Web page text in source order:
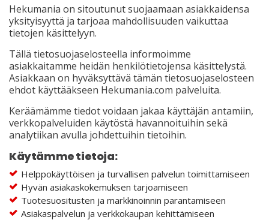
Hekumania on sitoutunut suojaamaan asiakkaidensa
yksityisyyttä ja tarjoaa mahdollisuuden vaikuttaa
tietojen käsittelyyn.
Tällä tietosuojaselosteella informoimme
asiakkaitamme heidän henkilötietojensa käsittelystä.
Asiakkaan on hyväksyttävä tämän tietosuojaselosteen
ehdot käyttääkseen Hekumania.com palveluita.
Keräämämme tiedot voidaan jakaa käyttäjän antamiin,
verkkopalveluiden käytöstä havannoituihin sekä
analytiikan avulla johdettuihin tietoihin.
Käytämme tietoja:
Helppokäyttöisen ja turvallisen palvelun toimittamiseen
Hyvän asiakaskokemuksen tarjoamiseen
Tuotesuositusten ja markkinoinnin parantamiseen
Asiakaspalvelun ja verkkokaupan kehittämiseen